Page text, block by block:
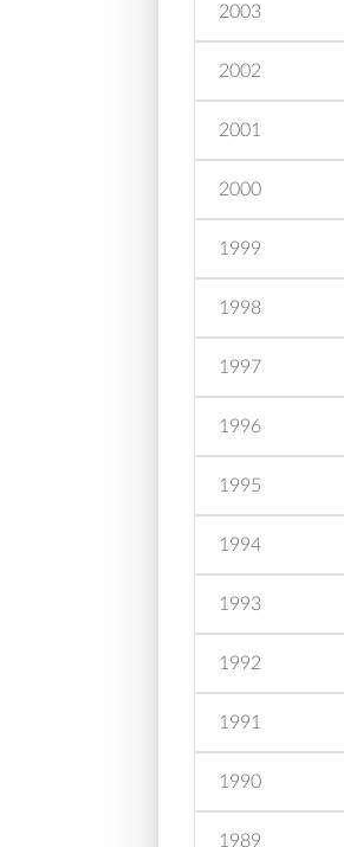
2003
2002
2001
2000
1999
1998
1997
1996
1995
1994
1993
1992
1991
1990
1989